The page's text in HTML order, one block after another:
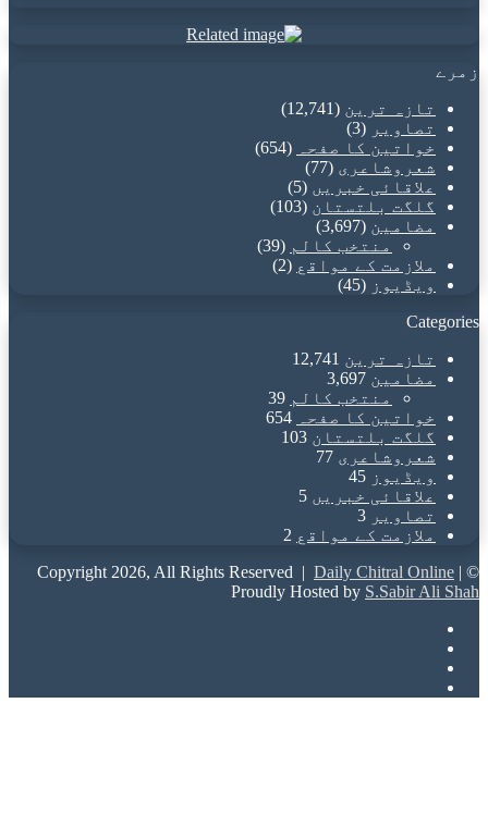
زمرے
تازہ ترین (12,741)
تصاویر (3)
خواتین کا صفحہ
(654)
شعروشاعری (77)
علاقائی خبریں (5)
گلگت بلتستان (103)
مضامین (3,697)
منتخب کالم (39)
ملازمت کے مواقع (2)
ویڈیوز (45)
Categories
تازہ ترین 12,741
مضامین 3,697
منتخب کالم 39
خواتین کا صفحہ
654
گلگت بلتستان 103
شعروشاعری 77
ویڈیوز 45
علاقائی خبریں 5
تصاویر 3
ملازمت کے مواقع 2
© Copyright 2026, All Rights Reserved |
Daily Chitral Online |
Proudly Hosted by S.Sabir Ali Shah